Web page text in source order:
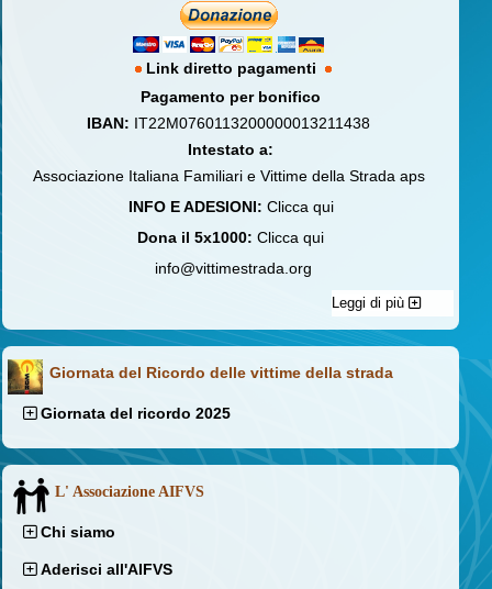
Link diretto pagamenti
Pagamento per bonifico
IBAN: IT22M0760113200000013211438
Intestato a:
Associazione Italiana Familiari e Vittime della Strada aps
INFO E ADESIONI: Clicca qui
Dona il 5x1000: Clicca qui
info@vittimestrada.org
Leggi di più
Giornata del Ricordo delle vittime della strada
Giornata del ricordo 2025
L' Associazione AIFVS
Chi siamo
Aderisci all'AIFVS